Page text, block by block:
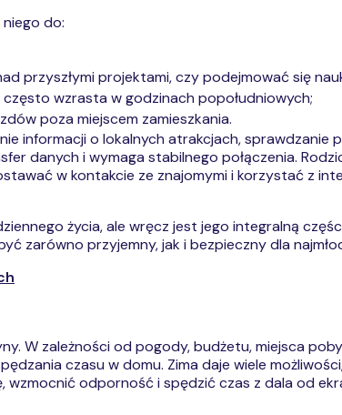
do:
przyszłymi projektami, czy podejmować się
wzrasta w godzinach popołudniowych;
poza miejscem zamieszkania.
informacji o lokalnych atrakcjach, sprawdzanie
danych i wymaga stabilnego połączenia.
w kontakcie ze znajomymi i korzystać z
życia, ale wręcz jest jego integralną
zarówno przyjemny, jak i bezpieczny dla
W zależności od pogody, budżetu, miejsca
czasu w domu. Zima daje wiele
odporność i spędzić czas z dala od